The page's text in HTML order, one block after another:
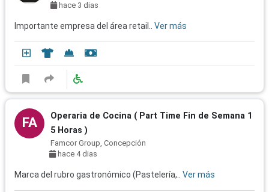
hace 3 dias
Importante empresa del área retail.. Ver más
FA
Operaria de Cocina ( Part Time Fin de Semana 1
5 Horas )
Famcor Group, Concepción
hace 4 dias
Marca del rubro gastronómico (Pastelería,.. Ver más